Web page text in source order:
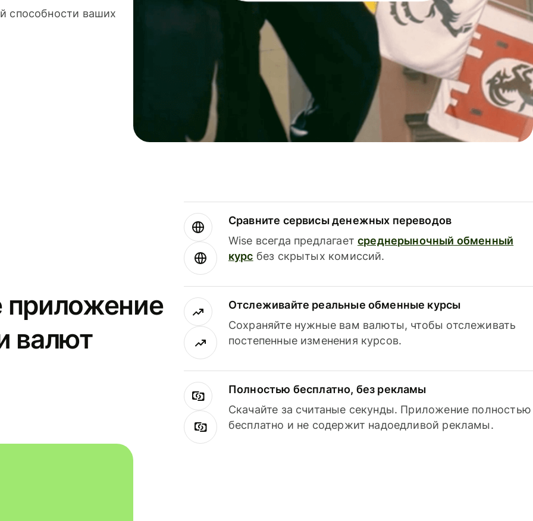
способности ваших
приложение
валют
Сравните сервисы денежных переводов
Wise всегда предлагаетсреднерыночный обменный
курс без скрытых комиссий.
Отслеживайте реальные обменные курсы
Сохраняйте нужные вам валюты, чтобы отслеживать
постепенные изменения курсов.
Полностью бесплатно, без рекламы
Скачайте за считаные секунды. Приложение полностью
бесплатно и не содержит надоедливой рекламы.